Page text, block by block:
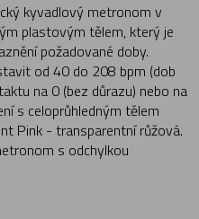
kyvadlový metronom v
plastovým tělem, který je
požadované doby.
od 40 do 208 bpm (dob
na 0 (bez důrazu) nebo na
s celoprůhledným tělem
Pink - transparentní růžová.
s odchylkou